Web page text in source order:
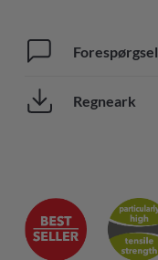
Forespørgsel
Regneark